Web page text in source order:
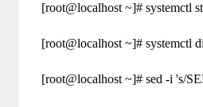
[root@localhost ~]# systemctl
[root@localhost ~]# systemctl
[root@localhost ~]# sed -i 's/